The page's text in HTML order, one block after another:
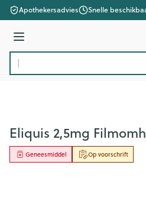
Ga naar de inhoud
Apothekersadvies Snelle
Menu
Product, merk, categorie...
Eliquis 2,5mg
Op voorschrift
Geneesmiddel